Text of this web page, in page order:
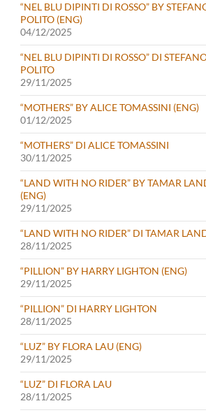
“NEL BLU DIPINTI DI ROSSO” BY
POLITO (ENG)
04/12/2025
“NEL BLU DIPINTI DI ROSSO” DI
POLITO
29/11/2025
“MOTHERS” BY ALICE TOMASSINI (ENG)
01/12/2025
“MOTHERS” DI ALICE TOMASSINI
30/11/2025
“LAND WITH NO RIDER” BY TAMAR
(ENG)
29/11/2025
“LAND WITH NO RIDER” DI TAMAR
28/11/2025
“PILLION” BY HARRY LIGHTON (ENG)
29/11/2025
“PILLION” DI HARRY LIGHTON
28/11/2025
“LUZ” BY FLORA LAU (ENG)
29/11/2025
“LUZ” DI FLORA LAU
28/11/2025